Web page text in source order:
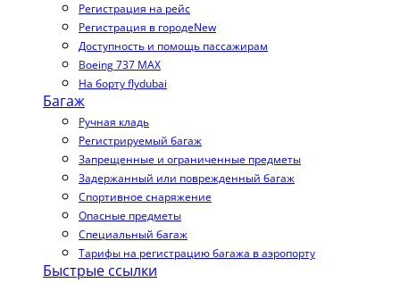
Регистрация на рейс
Регистрация в городеNew
Доступность и помощь пассажирам
Boeing 737 MAX
На борту flydubai
Багаж
Ручная кладь
Регистрируемый багаж
Запрещенные и ограниченные предметы
Задержанный или поврежденный багаж
Спортивное снаряжение
Опасные предметы
Специальный багаж
Тарифы на регистрацию багажа в аэропорту
Быстрые ссылки